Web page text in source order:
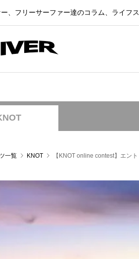
、フリーサーファー達のコラム、ライフ
一覧 KNOT 【KNOT online contest】エン